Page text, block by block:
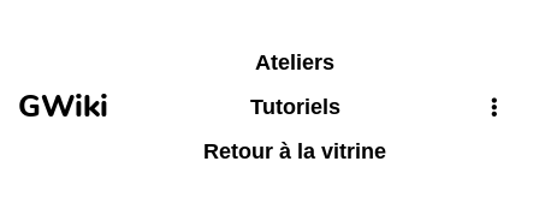
GWiki
Ateliers
Tutoriels
Retour à la vitrine